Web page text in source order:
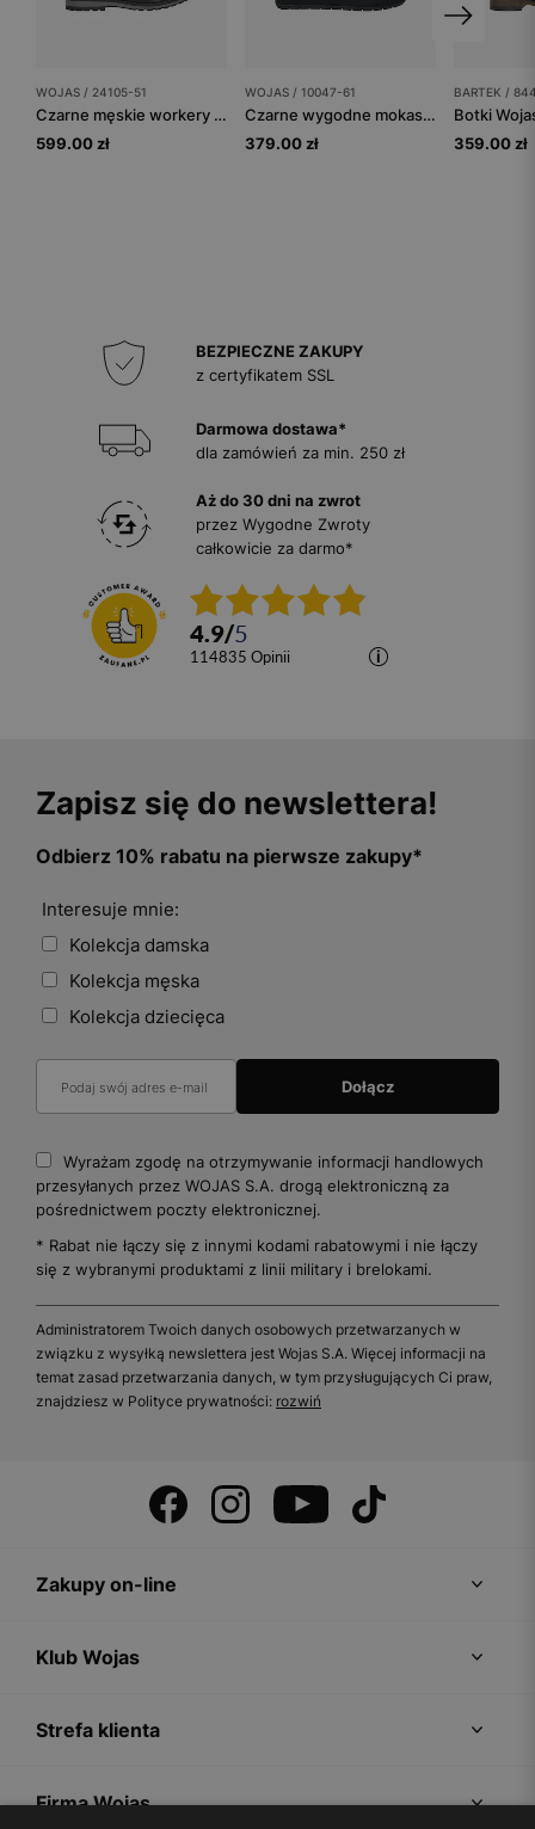
WOJAS / 24105-51
Czarne męskie workery z ociepleniem
599.00 zł
WOJAS / 10047-61
Czarne wygodne mokasyny męskie
379.00 zł
BARTEK /
359.00 zł
BEZPIECZNE ZAKUPY
z certyfikatem SSL
Darmowa dostawa*
dla zamówień za min. 250 zł
Aż do 30 dni na zwrot
przez Wygodne Zwroty
całkowicie za darmo*
4.9/5
114835 opinii
Zapisz się do newslettera!
Odbierz 10% rabatu na pierwsze zakupy*
Interesuje mnie:
Kolekcja damska
Kolekcja męska
Kolekcja dziecięca
Wyrażam zgodę na otrzymywanie informacji handlowych
przesyłanych przez WOJAS S.A. drogą elektroniczną za
pośrednictwem poczty elektronicznej.
* Rabat nie łączy się z innymi kodami rabatowymi i nie łączy
się z wybranymi produktami z linii military i brelokami.
Administratorem Twoich danych osobowych przetwarzanych w
związku z wysyłką newslettera jest Wojas S.A. Więcej informacji na
temat zasad przetwarzania danych, w tym przysługujących Ci praw,
znajdziesz w Polityce prywatności: rozwiń
Zakupy on-line
Klub Wojas
Strefa klienta
Firma Wojas